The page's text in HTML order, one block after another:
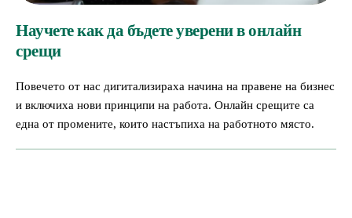
Научете как да бъдете уверени в онлайн
срещи
Повечето от нас дигитализираха начина на правене на бизнес
и включиха нови принципи на работа. Онлайн срещите са
една от промените, които настъпиха на работното място.